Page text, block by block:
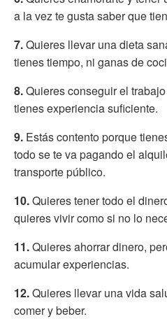
a la vez te gusta saber que
7.Quieres llevar una dieta
tienes tiempo, ni ganas de
8.Quieres conseguir el
tienes experiencia suficiente.
9. Estás contento porque
todo se te va pagando el
transporte público.
10.Quieres tener todo el
quieres vivir como si no lo
11.Quieres ahorrar dinero,
acumular experiencias.
12.Quieres llevar una vida
comer y beber.